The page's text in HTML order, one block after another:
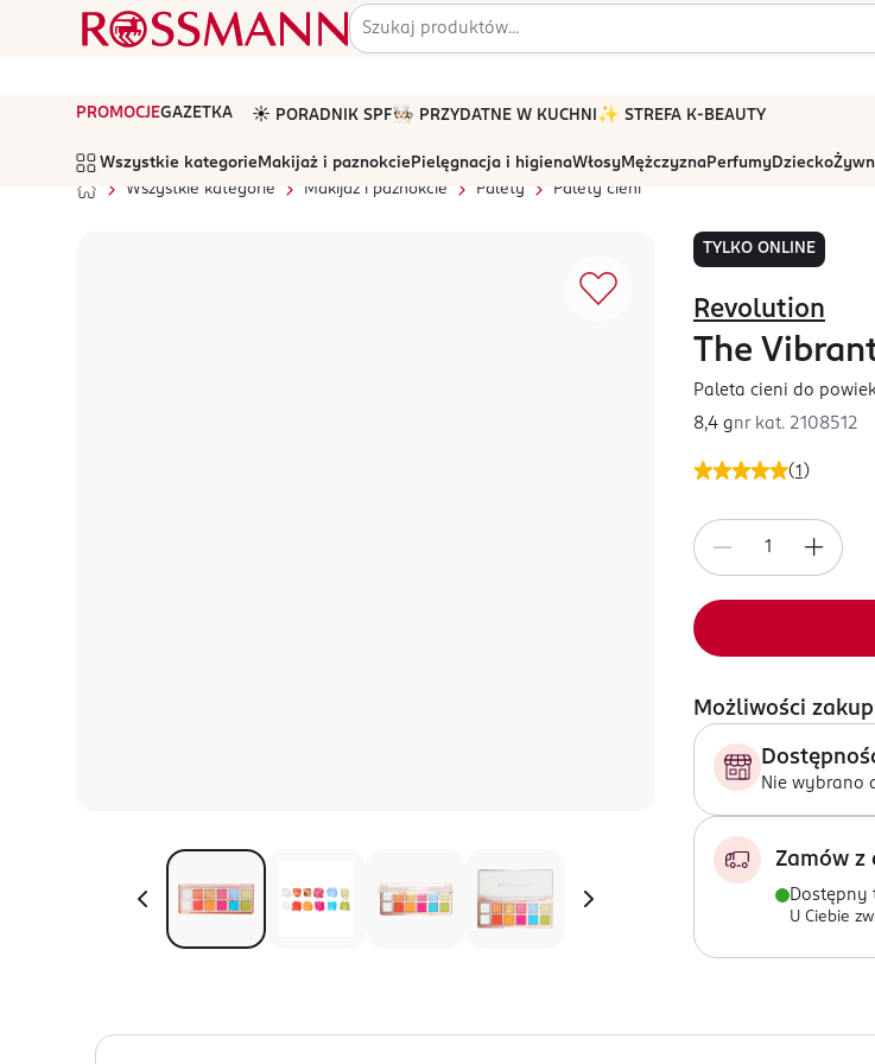
PROMOCJEGAZETKA ☀️ PORADNIK SPF🧑🏻‍🍳 PRZYDATNE W KUCHNI ✨ STREFA K-BEAUTY
Wszystkie kategorie Makijaż i paznokcie Pielęgnacja i higienaWłosyMężczyznaPerfumyDziecko
Wszystkie kategorie
Makijaż i paznokcie Palety Palety cieni
TYLKO ONLINE
(1 )
Revolution
The
Paleta cieni do
8,4 gnr kat. 2108512
Możliwości
Nie wybrano
Zamów z
U Ciebie